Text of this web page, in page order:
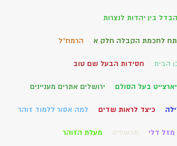
בין יהדות לנצרות
לחכמת הקבלה חלק א הרמח"ל
הבית חסידות הבעל שם טוב
יארצייט בעל הסולם ירושלים אתרים מעניינים
כיצד לראות שדים למה אסור ללמוד זוהר
מזל דלי מכשפים מעלת הזוהר